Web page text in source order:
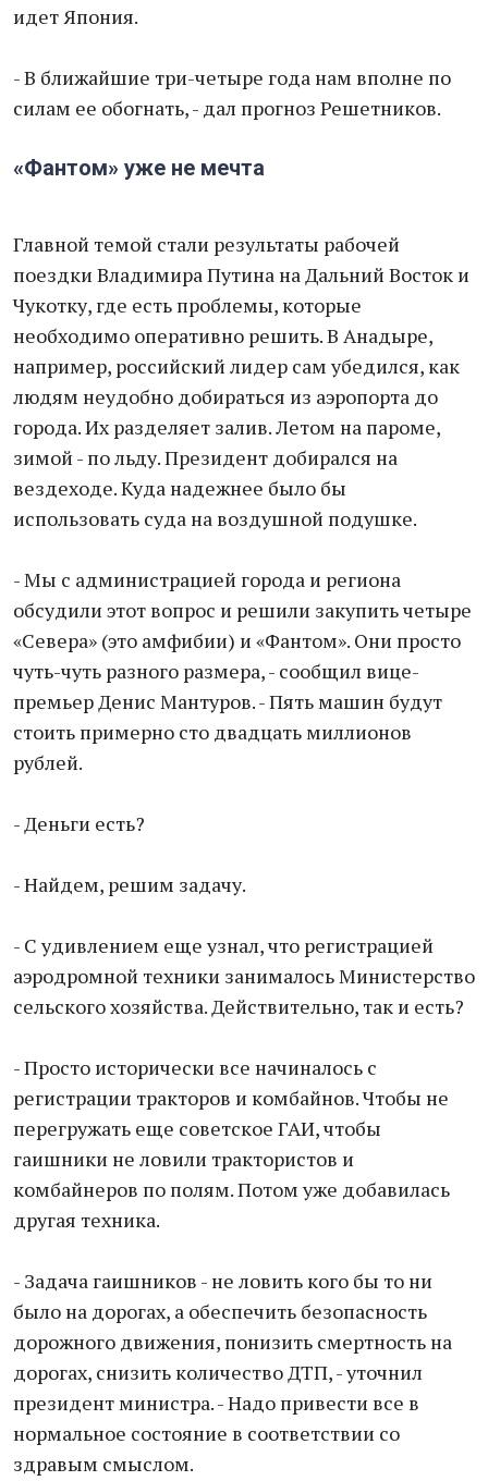
идет Япония.
- В ближайшие три-четыре года нам вполне по
силам ее обогнать, - дал прогноз Решетников.
«Фантом» уже не мечта
Главной темой стали результаты рабочей
поездки Владимира Путина на Дальний Восток и
Чукотку, где есть проблемы, которые
необходимо оперативно решить. В Анадыре,
например, российский лидер сам убедился, как
людям неудобно добираться из аэропорта до
города. Их разделяет залив. Летом на пароме,
зимой - по льду. Президент добирался на
вездеходе. Куда надежнее было бы
использовать суда на воздушной подушке.
- Мы с администрацией города и региона
обсудили этот вопрос и решили закупить четыре
«Севера» (это амфибии) и «Фантом». Они просто
чуть-чуть разного размера, - сообщил вице-
премьер Денис Мантуров. - Пять машин будут
стоить примерно сто двадцать миллионов
рублей.
- Деньги есть?
- Найдем, решим задачу.
- С удивлением еще узнал, что регистрацией
аэродромной техники занималось Министерство
сельского хозяйства. Действительно, так и есть?
- Просто исторически все начиналось с
регистрации тракторов и комбайнов. Чтобы не
перегружать еще советское ГАИ, чтобы
гаишники не ловили трактористов и
комбайнеров по полям. Потом уже добавилась
другая техника.
- Задача гаишников - не ловить кого бы то ни
было на дорогах, а обеспечить безопасность
дорожного движения, понизить смертность на
дорогах, снизить количество ДТП, - уточнил
президент министра. - Надо привести все в
нормальное состояние в соответствии со
здравым смыслом.